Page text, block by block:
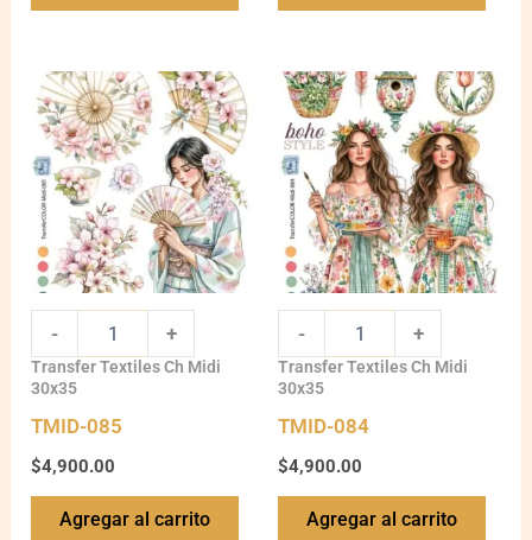
TMID-
085
quantity
- +
Transfer Textiles Ch Midi
30x35
TMID-085
$4,900.00
Agregar al carrito
TMID-
084
quantity
- +
Transfer Textiles Ch Midi
30x35
TMID-084
$4,900.00
Agregar al carrito